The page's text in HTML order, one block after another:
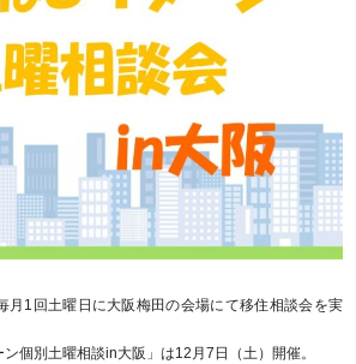
月1回土曜日に大阪梅田の会場にて移住相談会を実
個別土曜相談in大阪」は12月7日（土）開催。